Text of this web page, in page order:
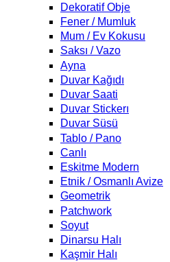
Dekoratif Obje
Fener / Mumluk
Mum / Ev Kokusu
Saksı / Vazo
Ayna
Duvar Kağıdı
Duvar Saati
Duvar Stickerı
Duvar Süsü
Tablo / Pano
Canlı
Eskitme Modern
Etnik / Osmanlı Avize
Geometrik
Patchwork
Soyut
Dinarsu Halı
Kaşmir Halı